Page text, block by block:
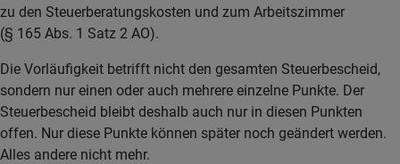
zu den Steuerberatungskosten und zum Arbeitszimmer
(§ 165 Abs. 1 Satz 2 AO).
Die Vorläufigkeit betrifft nicht den gesamten Steuerbescheid,
sondern nur einen oder auch mehrere einzelne Punkte. Der
Steuerbescheid bleibt deshalb auch nur in diesen Punkten
offen. Nur diese Punkte können später noch geändert werden.
Alles andere nicht mehr.